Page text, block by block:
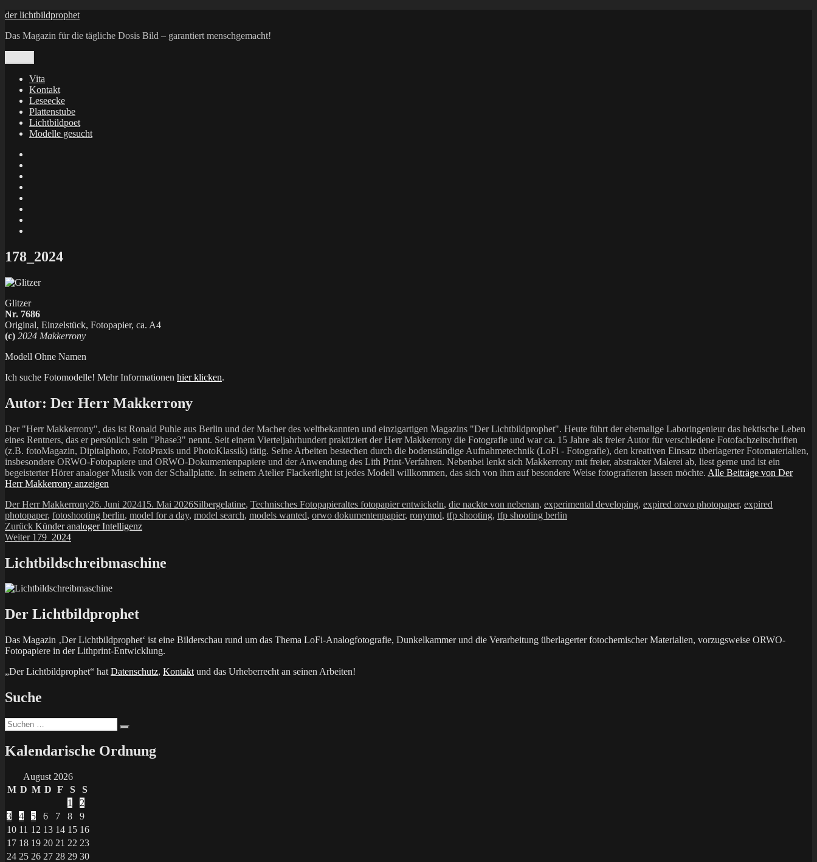
Zum
springen
der lichtbildprophet
Das Magazin für die tägliche Dosis Bild – garantiert menschgemacht!
Vita
Kontakt
Leseecke
Plattenstube
Lichtbildpoet
Modelle gesucht
X
178_2024
Glitzer
Nr. 7686
Original, Einzelstück, Fotopapier, ca. A4
(c) 2024 Makkerrony
Modell Ohne Namen
Ich suche Fotomodelle! Mehr Informationen hier klicken.
Autor: Der Herr Makkerrony
Der "Herr Makkerrony", das ist Ronald Puhle aus Berlin und der Macher des weltbekannten und einzigartigen Magazins "Der Lichtbildprophet". Heute führt der ehemalige Laboringenieur das hektische Leben
eines Rentners, das er persönlich sein "Phase3" nennt. Seit einem Vierteljahrhundert praktiziert der Herr Makkerrony die Fotografie und war ca. 15 Jahre als freier Autor für verschiedene Fotofachzeitschriften
(z.B. fotoMagazin, Dipitalphoto, FotoPraxis und PhotoKlassik) tätig. Seine Arbeiten bestechen durch die bodenständige Aufnahmetechnik (LoFi - Fotografie), den kreativen Einsatz überlagerter Fotomaterialien,
insbesondere ORWO-Fotopapiere und ORWO-Dokumentenpapiere und der Anwendung des Lith Print-Verfahren. Nebenbei lenkt sich Makkerrony mit freier, abstrakter Malerei ab, liest gerne und ist ein
begeisterter Hörer analoger Musik von der Schallplatte. In seinem Atelier Flackerlight ist jedes Modell willkommen, das sich von ihm auf besondere Weise fotografieren lassen möchte. Alle Beiträge von Der
Herr Makkerrony anzeigen
Autor
Der Herr MakkerronyVeröffentlicht
am
26. Juni 202415. Mai 2026Kategorien
Silbergelatine, Technisches FotopapierSchlagwörter
altes fotopapier entwickeln, die nackte von nebenan, experimental developing, expired orwo photopaper, expired
photopaper, fotoshooting berlin, model for a day, model search, models wanted, orwo dokumentenpapier, ronymol, tfp shooting, tfp shooting berlin
Beitragsnavigation
Zurück Vorheriger
Beitrag:
Künder analoger Intelligenz
Weiter Nächster
179_2024
Lichtbildschreibmaschine
Der Lichtbildprophet
Das Magazin ‚Der Lichtbildprophet‘ ist eine Bilderschau rund um das Thema LoFi-Analogfotografie, Dunkelkammer und die Verarbeitung überlagerter fotochemischer Materialien, vorzugsweise ORWO-
Fotopapiere in der Lithprint-Entwicklung.
„Der Lichtbildprophet“ hat Datenschutz, Kontakt und das Urheberrecht an seinen Arbeiten!
Suche
Suchen
nach:
Kalendarische Ordnung
August 2026
M D M D F S
S
1
2
3
4 5 6 7 8
9
10 11 12 13 14 15 16
17 18 19 20 21 22 23
24 25 26 27 28 29 30